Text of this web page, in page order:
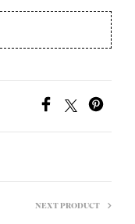
NEXT PRODUCT